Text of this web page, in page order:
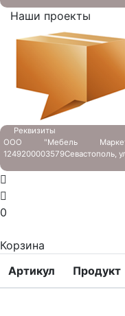
Наши проекты
Реквизиты
ООО "Мебель
1249200003579Севастополь,
0
Корзина
Артикул
Продукт